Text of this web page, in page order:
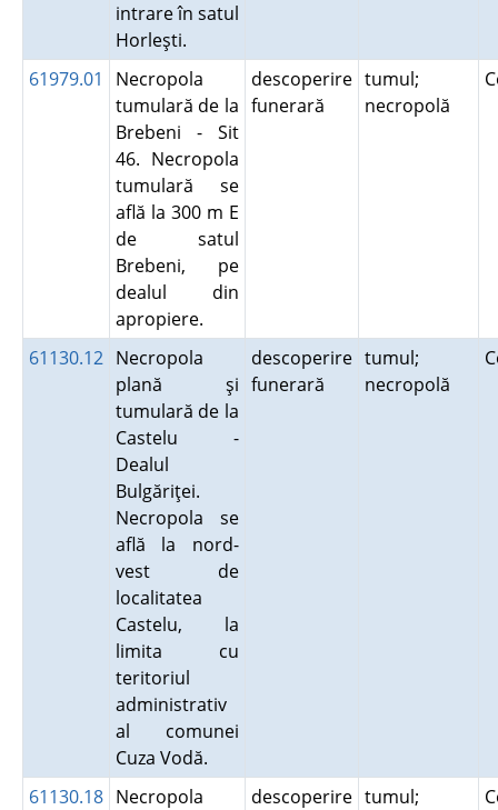
intrare în satul
Horleşti.
61979.01
Necropola
tumulară de la
Brebeni - Sit
46. Necropola
tumulară se
află la 300 m E
de satul
Brebeni, pe
dealul din
apropiere.
descoperire
funerară
tumul;
necropolă
61130.12 Necropola
plană şi
tumulară de la
Castelu -
Dealul
Bulgăriţei.
Necropola se
află la nord-
vest de
localitatea
Castelu, la
limita cu
teritoriul
administrativ
al comunei
Cuza Vodă.
descoperire
funerară
tumul;
necropolă
61130.18 Necropola
descoperire tumul;